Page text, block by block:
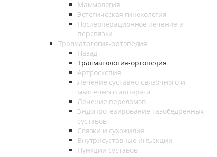
Маммология
Эстетическая гинекология
Послеоперационное лечение и
перевязки
Травматология-ортопедия
Назад
Травматология-ортопедия
Артроскопия
Лечение суставно-связочного и
мышечного аппарата
Лечение переломов
Эндопротезирование тазобедренных
суставов
Связки и сухожилия
Внутрисуставные инъекции
Пункции суставов